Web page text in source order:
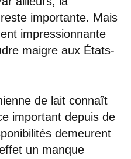
importante. Mais
impressionnante
maigre aux États-
de lait connaît
important depuis de
demeurent
un manque